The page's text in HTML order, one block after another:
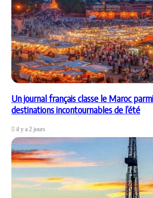
Un journal français classe le Maroc
destinations incontournables de l’été
il y a 2 jours